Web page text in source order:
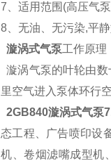
7、适用范围(高压气
8、无油、无污染,平
漩涡式气泵工作原理
漩涡气泵的叶轮由
里空气进入泵体环行
2GB840漩涡式气泵
态工程、广告喷印设
机、卷烟滤嘴成型机